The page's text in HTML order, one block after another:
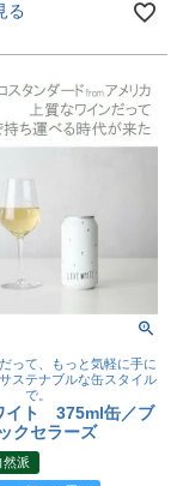
る
って、もっと気軽に手に
ステナブルな缶スタイル
で。
イト 375ml缶／ブ
クセラーズ
然派